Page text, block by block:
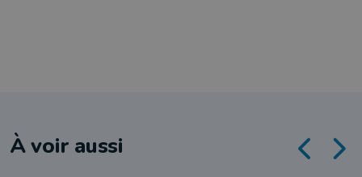
À voir aussi